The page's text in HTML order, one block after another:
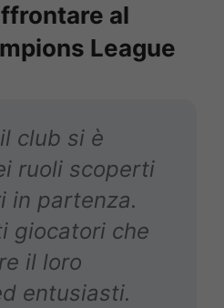
al
League
club si è
ruoli scoperti
in partenza.
giocatori che
il loro
entusiasti.